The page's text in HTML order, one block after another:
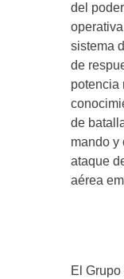
del
sistema
de
potencia
de
mando y
ataque
aérea
El